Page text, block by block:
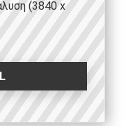
(3840 x